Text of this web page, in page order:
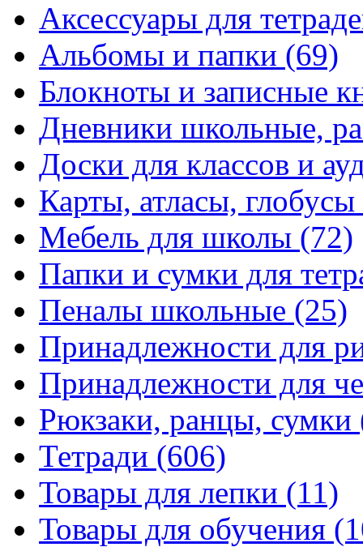
Аксессуары для
Альбомы и папки (69)
Блокноты и записные
Дневники школьные,
Доски для классов и
Карты, атласы, глобусы
Мебель для школы (72)
Папки и сумки для
Пеналы школьные (25)
Принадлежности для
Принадлежности для
Рюкзаки, ранцы, сумки
Тетради (606)
Товары для лепки (11)
Товары для обучения